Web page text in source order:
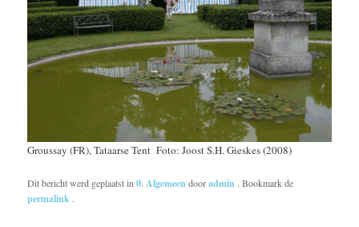
Groussay (FR), Tataarse Tent Foto: Joost S.H. Gieskes (2008)
Dit bericht werd geplaatst in0. Algemeen dooradmin . Bookmark de
permalink .